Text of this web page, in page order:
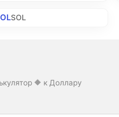
SOL
🔶 к Доллару